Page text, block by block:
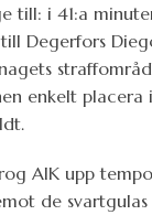
till: i 41:a
Degerfors
enkelt placera
AIK upp
de